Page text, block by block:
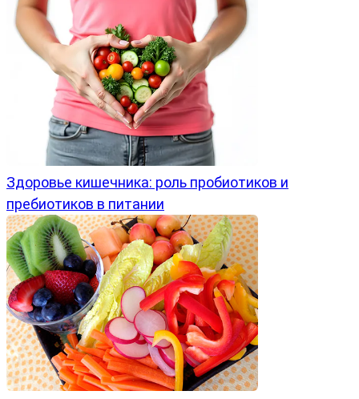
Здоровье кишечника: роль пробиотиков и
пребиотиков в питании